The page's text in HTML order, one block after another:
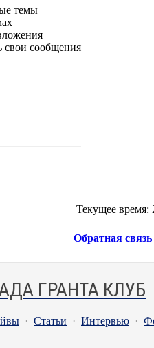
темы
свои сообщения
Текущее время:
Обратная связь
ГРАНТА КЛУБ
· Статьи · Интервью ·